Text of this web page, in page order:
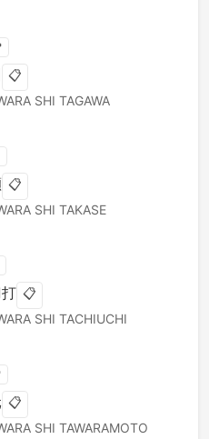
📋
SHI TAGAWA
📋
SHI TAKASE
📋
SHI TACHIUCHI
📋
SHI TAWARAMOTO